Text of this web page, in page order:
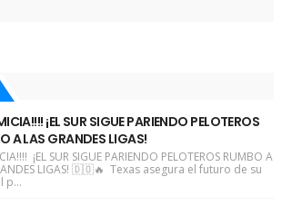
¡EL SUR SIGUE PARIENDO PELOTEROS
A LAS GRANDES LIGAS!
¡EL SUR SIGUE PARIENDO PELOTEROS RUMBO A
LIGAS! 🇩🇴🔥 Texas asegura el futuro de su
p...